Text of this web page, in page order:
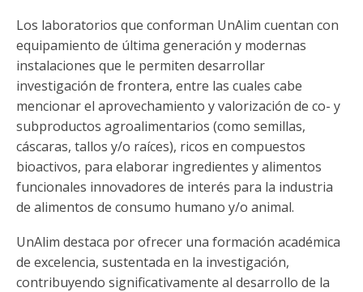
Los laboratorios que conforman UnAlim cuentan con
equipamiento de última generación y modernas
instalaciones que le permiten desarrollar
investigación de frontera, entre las cuales cabe
mencionar el aprovechamiento y valorización de co- y
subproductos agroalimentarios (como semillas,
cáscaras, tallos y/o raíces), ricos en compuestos
bioactivos, para elaborar ingredientes y alimentos
funcionales innovadores de interés para la industria
de alimentos de consumo humano y/o animal.
UnAlim destaca por ofrecer una formación académica
de excelencia, sustentada en la investigación,
contribuyendo significativamente al desarrollo de la